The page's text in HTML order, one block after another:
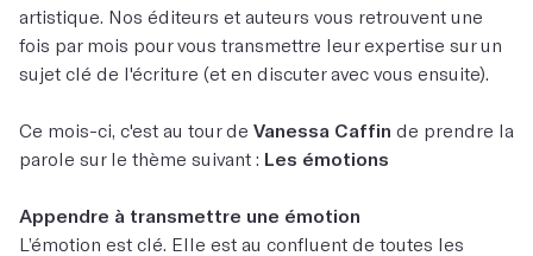
artistique. Nos éditeurs et auteurs vous retrouvent une
fois par mois pour vous transmettre leur expertise sur un
sujet clé de l'écriture (et en discuter avec vous ensuite).
Ce mois-ci, c'est au tour de Vanessa Caffin de prendre la
parole sur le thème suivant : Les émotions
Appendre à transmettre une émotion
L’émotion est clé. Elle est au confluent de toutes les